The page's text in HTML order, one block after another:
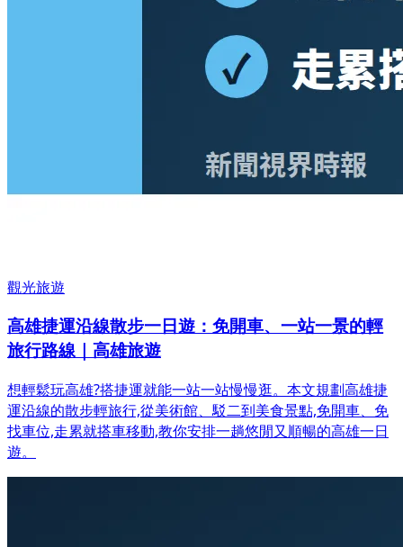
觀光旅遊
高雄捷運沿線散步一日遊：免開車、一站一景的輕
旅行路線｜高雄旅遊
想輕鬆玩高雄?搭捷運就能一站一站慢慢逛。本文規劃高雄捷
運沿線的散步輕旅行,從美術館、駁二到美食景點,免開車、免
找車位,走累就搭車移動,教你安排一趟悠閒又順暢的高雄一日
遊。